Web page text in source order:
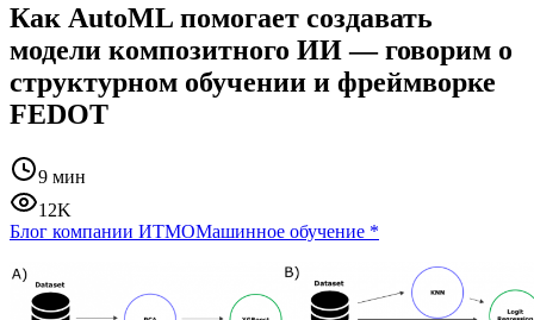
Как AutoML помогает создавать
модели композитного ИИ — говорим о
структурном обучении и фреймворке
FEDOT
9 мин
12K
Блог компании ИТМОМашинное обучение *